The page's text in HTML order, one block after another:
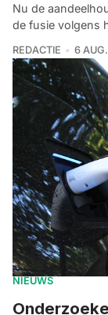
Nu de
de fusie volgens
REDACTIE 6
NIEUWS